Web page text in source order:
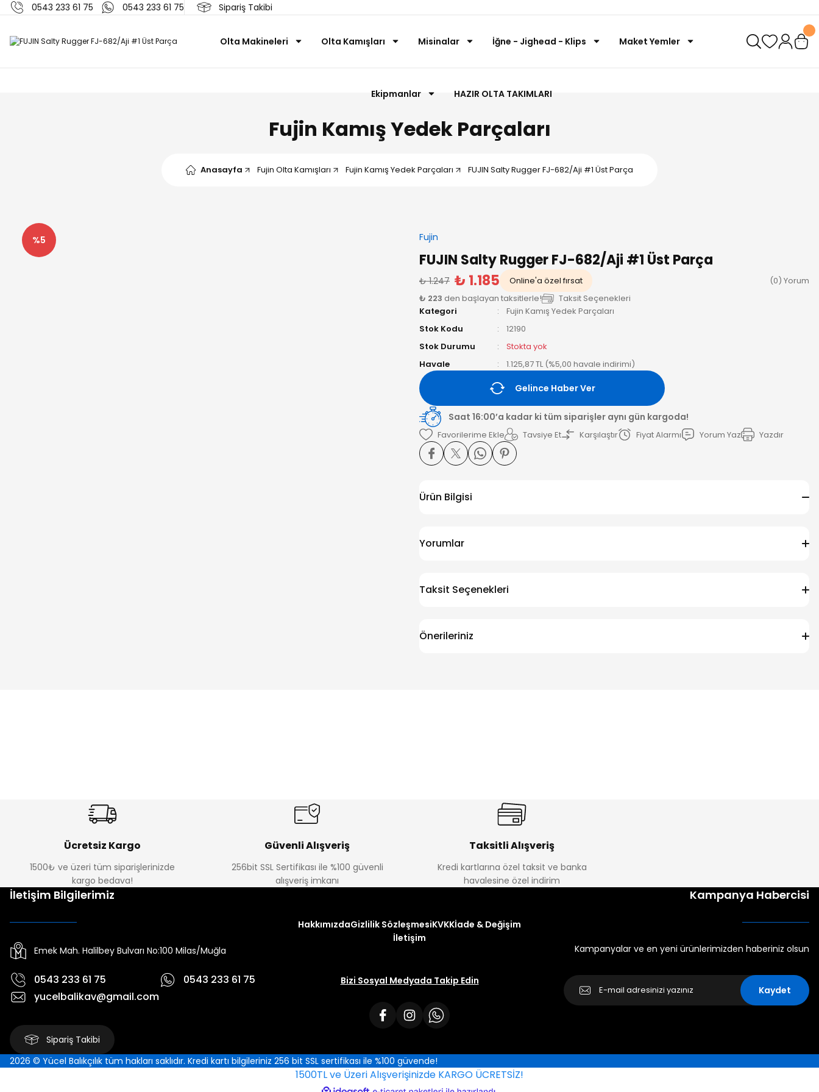
0543 233 61 75 0543 233 61 75 Sipariş Takibi
Olta Makineleri Olta Kamışları Misinalar İğne - Jighead - Klips Maket Yemler
Ekipmanlar HAZIR OLTA TAKIMLARI
Fujin Kamış Yedek Parçaları
Anasayfa Fujin Olta Kamışları Fujin Kamış Yedek Parçaları FUJIN Salty Rugger FJ-682/Aji #1 Üst Parça
%5 Fujin
FUJIN Salty Rugger FJ-682/Aji #1 Üst Parça
₺ 1.247 ₺ 1.185 Online'a özel fırsat
(0) Yorum
₺ 223 den başlayan taksitlerle!
Taksit Seçenekleri
Kategori
Fujin Kamış Yedek Parçaları
Stok Kodu
12190
Stok Durumu
Stokta yok
Havale
1.125,87 TL (%5,00 havale indirimi)
Gelince Haber Ver
Saat 16:00’a kadar ki tüm siparişler aynı gün kargoda!
Tavsiye Et Karşılaştır Fiyat Alarmı Yorum Yaz Yazdır
Ürün Bilgisi
Yorumlar
Taksit Seçenekleri
Önerileriniz
Ücretsiz Kargo
1500₺ ve üzeri tüm siparişlerinizde
kargo bedava!
Güvenli Alışveriş
256bit SSL Sertifikası ile %100 güvenli
alışveriş imkanı
Taksitli Alışveriş
Kredi kartlarına özel taksit ve banka
havalesine özel indirim
İletişim Bilgilerimiz
Emek Mah. Halilbey Bulvarı No:100 Milas/Muğla
0543 233 61 75
0543 233 61 75
yucelbalikav@gmail.com
Sipariş Takibi
HakkımızdaGizlilik SözleşmesiKVKKİade & Değişim
İletişim
Bizi Sosyal Medyada Takip Edin
Kampanya Habercisi
Kampanyalar ve en yeni ürünlerimizden haberiniz olsun
Kaydet
2026 © Yücel Balıkçılık tüm hakları saklıdır. Kredi kartı bilgileriniz 256 bit SSL sertifikası ile %100 güvende!
1500TL ve Üzeri Alışverişinizde KARGO ÜCRETSİZ!